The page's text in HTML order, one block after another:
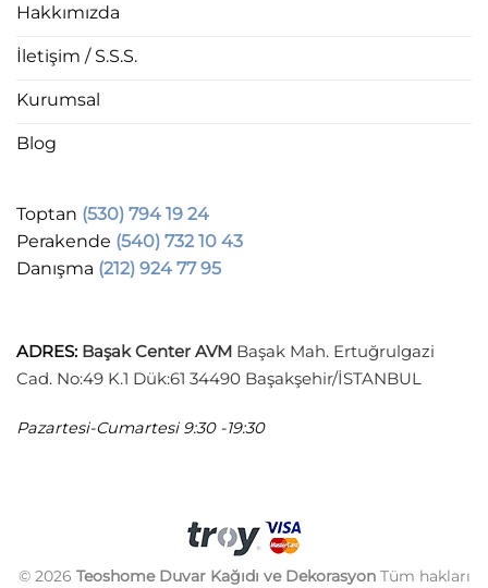
Hakkımızda
İletişim / S.S.S.
Kurumsal
Blog
Toptan (530) 794 19 24
Perakende (540) 732 10 43
Danışma (212) 924 77 95
ADRES: Başak Center AVM Başak Mah. Ertuğrulgazi
Cad. No:49 K.1 Dük:61 34490 Başakşehir/İSTANBUL
Pazartesi-Cumartesi 9:30 -19:30
© 2026 Teoshome Duvar Kağıdı ve DekorasyonTüm hakları